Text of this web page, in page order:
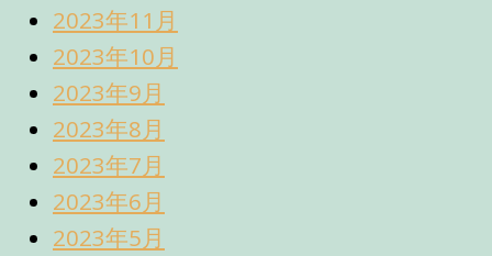
2023年11月
2023年10月
2023年9月
2023年8月
2023年7月
2023年6月
2023年5月